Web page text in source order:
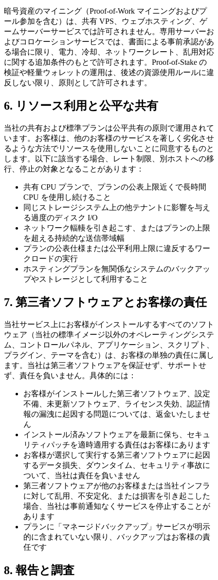
暗号資産のマイニング（Proof-of-Work マイニングおよびプ
ール参加を含む）は、共有 VPS、ウェブホスティング、ゲ
ームサーバーサービスでは許可されません。専用サーバーお
よびコロケーションサービスでは、書面による事前承認があ
る場合に限り、電力、冷却、ネットワークレート、乱用対応
に関する追加条件のもとで許可されます。Proof-of-Stake の
検証や軽量ウォレットの運用は、後述の資源使用ルールに違
反しない限り、原則として許可されます。
6. リソース利用と公平な共有
当社の共有および標準プランは公平共有の原則で運用されて
います。お客様は、他のお客様のサービスを著しく劣化させ
るような方法でリソースを使用しないことに同意するものと
します。以下に該当する場合、レート制限、別ホストへの移
行、停止の対象となることがあります：
共有 CPU プランで、プランの公表上限近くで長時間
CPU を使用し続けること
同じストレージシステム上の他テナントに影響を与え
る過度のディスク I/O
ネットワーク輻輳を引き起こす、またはプランの上限
を超える持続的な送信帯域幅
プランの公表仕様または公平利用上限に違反するワー
クロードの実行
ホスティングプランを無関係なシステムのバックアッ
プやストレージとして利用すること
7. 第三者ソフトウェアとお客様の責任
当社サービス上にお客様がインストールするすべてのソフト
ウェア（当社の標準イメージ以外のオペレーティングシステ
ム、コントロールパネル、アプリケーション、スクリプト、
プラグイン、テーマを含む）は、お客様の単独の責任に属し
ます。当社は第三者ソフトウェアを保証せず、サポートせ
ず、責任を負いません。具体的には：
お客様がインストールした第三者ソフトウェア、設定
不備、未更新ソフトウェア、ライセンス失効、認証情
報の漏洩に起因する問題については、返金いたしませ
ん
インストール済みソフトウェアを最新に保ち、セキュ
リティパッチを適時適用する責任はお客様にあります
お客様が選択して実行する第三者ソフトウェアに起因
するデータ損失、ダウンタイム、セキュリティ事故に
ついて、当社は責任を負いません
第三者ソフトウェアが他のお客様または当社インフラ
に対して乱用、不安定化、または損害を引き起こした
場合、当社は事前通知なくサービスを停止することが
あります
プランに「マネージドバックアップ」サービスが明示
的に含まれていない限り、バックアップはお客様の責
任です
8. 報告と調査